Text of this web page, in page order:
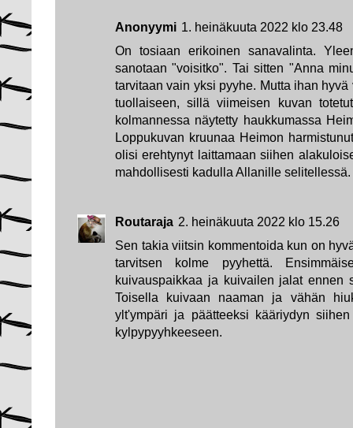
Anonyymi 1. heinäkuuta 2022 klo 23.48
On tosiaan erikoinen sanavalinta.
sanotaan "voisitko". Tai sitten "Anna
tarvitaan vain yksi pyyhe. Mutta ihan
tuollaiseen, sillä viimeisen kuvan
kolmannessa näytetty haukkumassa
Loppukuvan kruunaa Heimon
olisi erehtynyt laittamaan siihen
mahdollisesti kadulla Allanille selitellessä.
Routaraja 2. heinäkuuta 2022 klo 15.26
Sen takia viitsin kommentoida kun on
tarvitsen kolme pyyhettä.
kuivauspaikkaa ja kuivailen jalat ennen
Toisella kuivaan naaman ja vähän
ylt'ympäri ja päätteeksi kääriydyn
kylpypyyhkeeseen.